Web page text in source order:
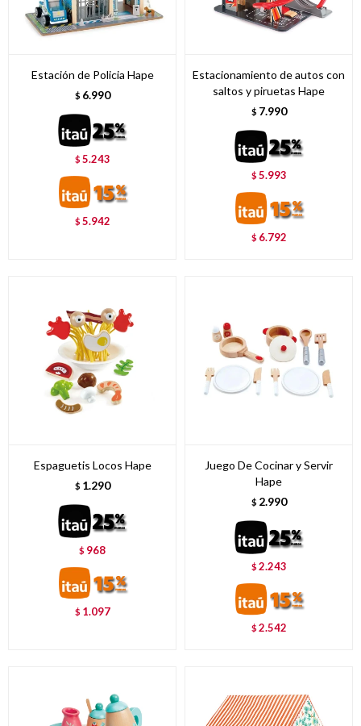
Estación de Policia Hape
$ 6.990
$5.243
$5.942
Estacionamiento de autos con
saltos y piruetas Hape
$ 7.990
$5.993
$ 6.792
Espaguetis Locos Hape
$ 1.290
$ 968
$ 1.097
Juego De Cocinar y Servir
Hape
$ 2.990
$2.243
$2.542